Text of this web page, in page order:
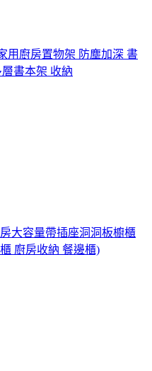
用廚房置物架 防塵加深 書
書本架 收納
大容量帶插座洞洞板櫥櫃
廚房收納 餐邊櫃)